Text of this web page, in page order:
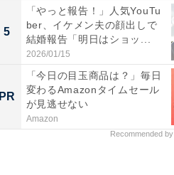
5
「やっと報告！」人気YouTu
ber、イケメン夫の顔出しで
結婚報告「明日はショッ...
2026/01/15
PR
「今日の目玉商品は？」毎日
変わるAmazonタイムセール
が見逃せない
Amazon
Recommended by